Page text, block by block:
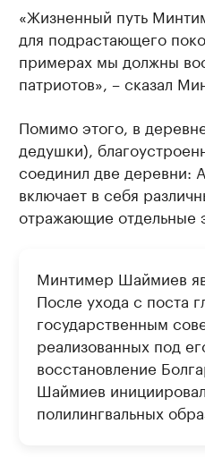
«Жизненный путь
для подрастающего
примерах мы должны
патриотов», – сказал
Помимо этого, в
дедушки),
соединил две деревни:
включает в себя
отражающие отдельные
Минтимер Шаймиев
После ухода с поста
государственным
реализованных под
восстановление
Шаймиев
полилингвальных